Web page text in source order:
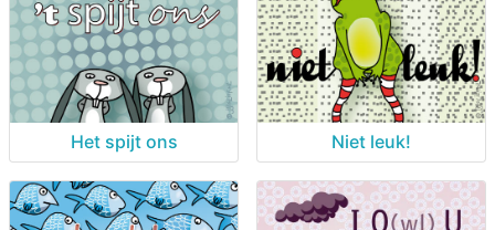
Het spijt ons Niet leuk!